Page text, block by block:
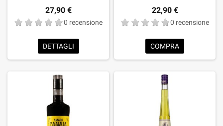
27,90 €
0 recensione
DETTAGLI
22,90 €
0 recensione
COMPRA